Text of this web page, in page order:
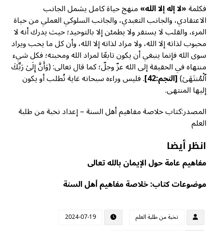
فكلمة«لا إله إلا الله»منهج حياة كامل يشمل الجانب
الاعتقادي، والجانب التعبدي، والجانب السلوكي العملي من حياة
المرء، والقلب لا يستقر ولا يطمئن إلا بالتوحيد؛ حيث يدرك أنه لا
محبوب لذاته إلا الله، ولا مراد لذاته إلا الله، وأن كل ما يحب ويراد
سوى الله فإنما ينبغي أن يكون تابعًا لمراد الله ومحبته؛ فكل شيء
منتهاه في الحقيقة إلى الله عزّ وجلّ؛ كما قال تعالى: (وَأَنَّ إِلَىٰ رَبِّكَ
ٱلۡمُنتَهَىٰ)[النجم:42] . فليس وراءه سبحانه غاية تُطلب أو يكون
إليها المنتهى.
المصدر:كتاب خلاصة مفاهيم أهل السنة – إعداد نخبة من طلبة
العلم
انظر أيضا
مفاهيم عامة حول الإيمان بالله تعالى
موضوعات كتاب: خلاصة مفاهيم أهل السنة
نخبة من طلبة العلم
2024-07-19